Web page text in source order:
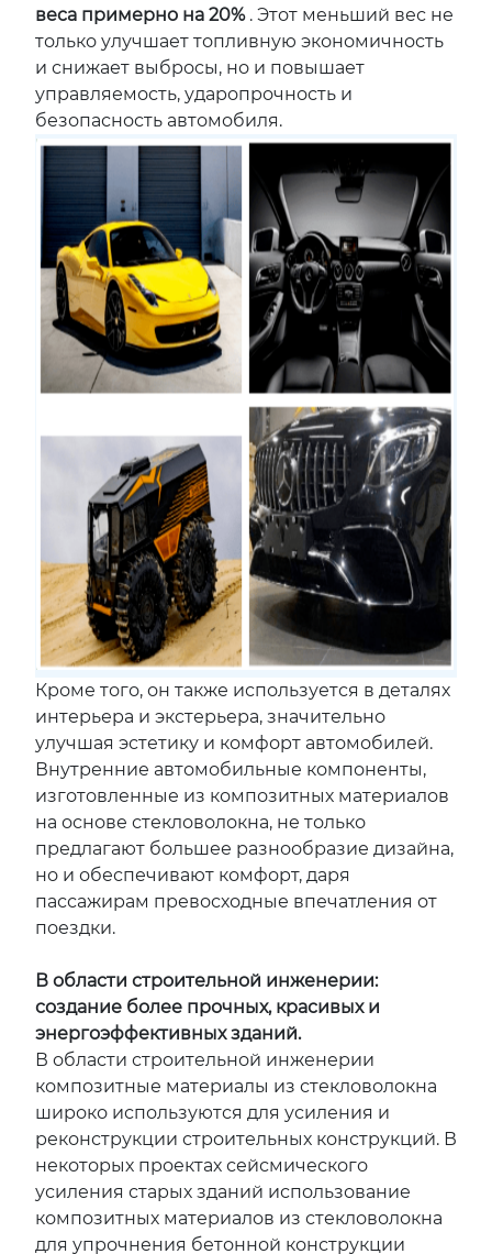
веса примерно на 20% . Этот меньший вес не
только улучшает топливную экономичность
и снижает выбросы, но и повышает
управляемость, ударопрочность и
безопасность автомобиля.
Кроме того, он также используется в деталях
интерьера и экстерьера, значительно
улучшая эстетику и комфорт автомобилей.
Внутренние автомобильные компоненты,
изготовленные из композитных материалов
на основе стекловолокна, не только
предлагают большее разнообразие дизайна,
но и обеспечивают комфорт, даря
пассажирам превосходные впечатления от
поездки.
В области строительной инженерии:
создание более прочных, красивых и
энергоэффективных зданий.
В области строительной инженерии
композитные материалы из стекловолокна
широко используются для усиления и
реконструкции строительных конструкций. В
некоторых проектах сейсмического
усиления старых зданий использование
композитных материалов из стекловолокна
для упрочнения бетонной конструкции